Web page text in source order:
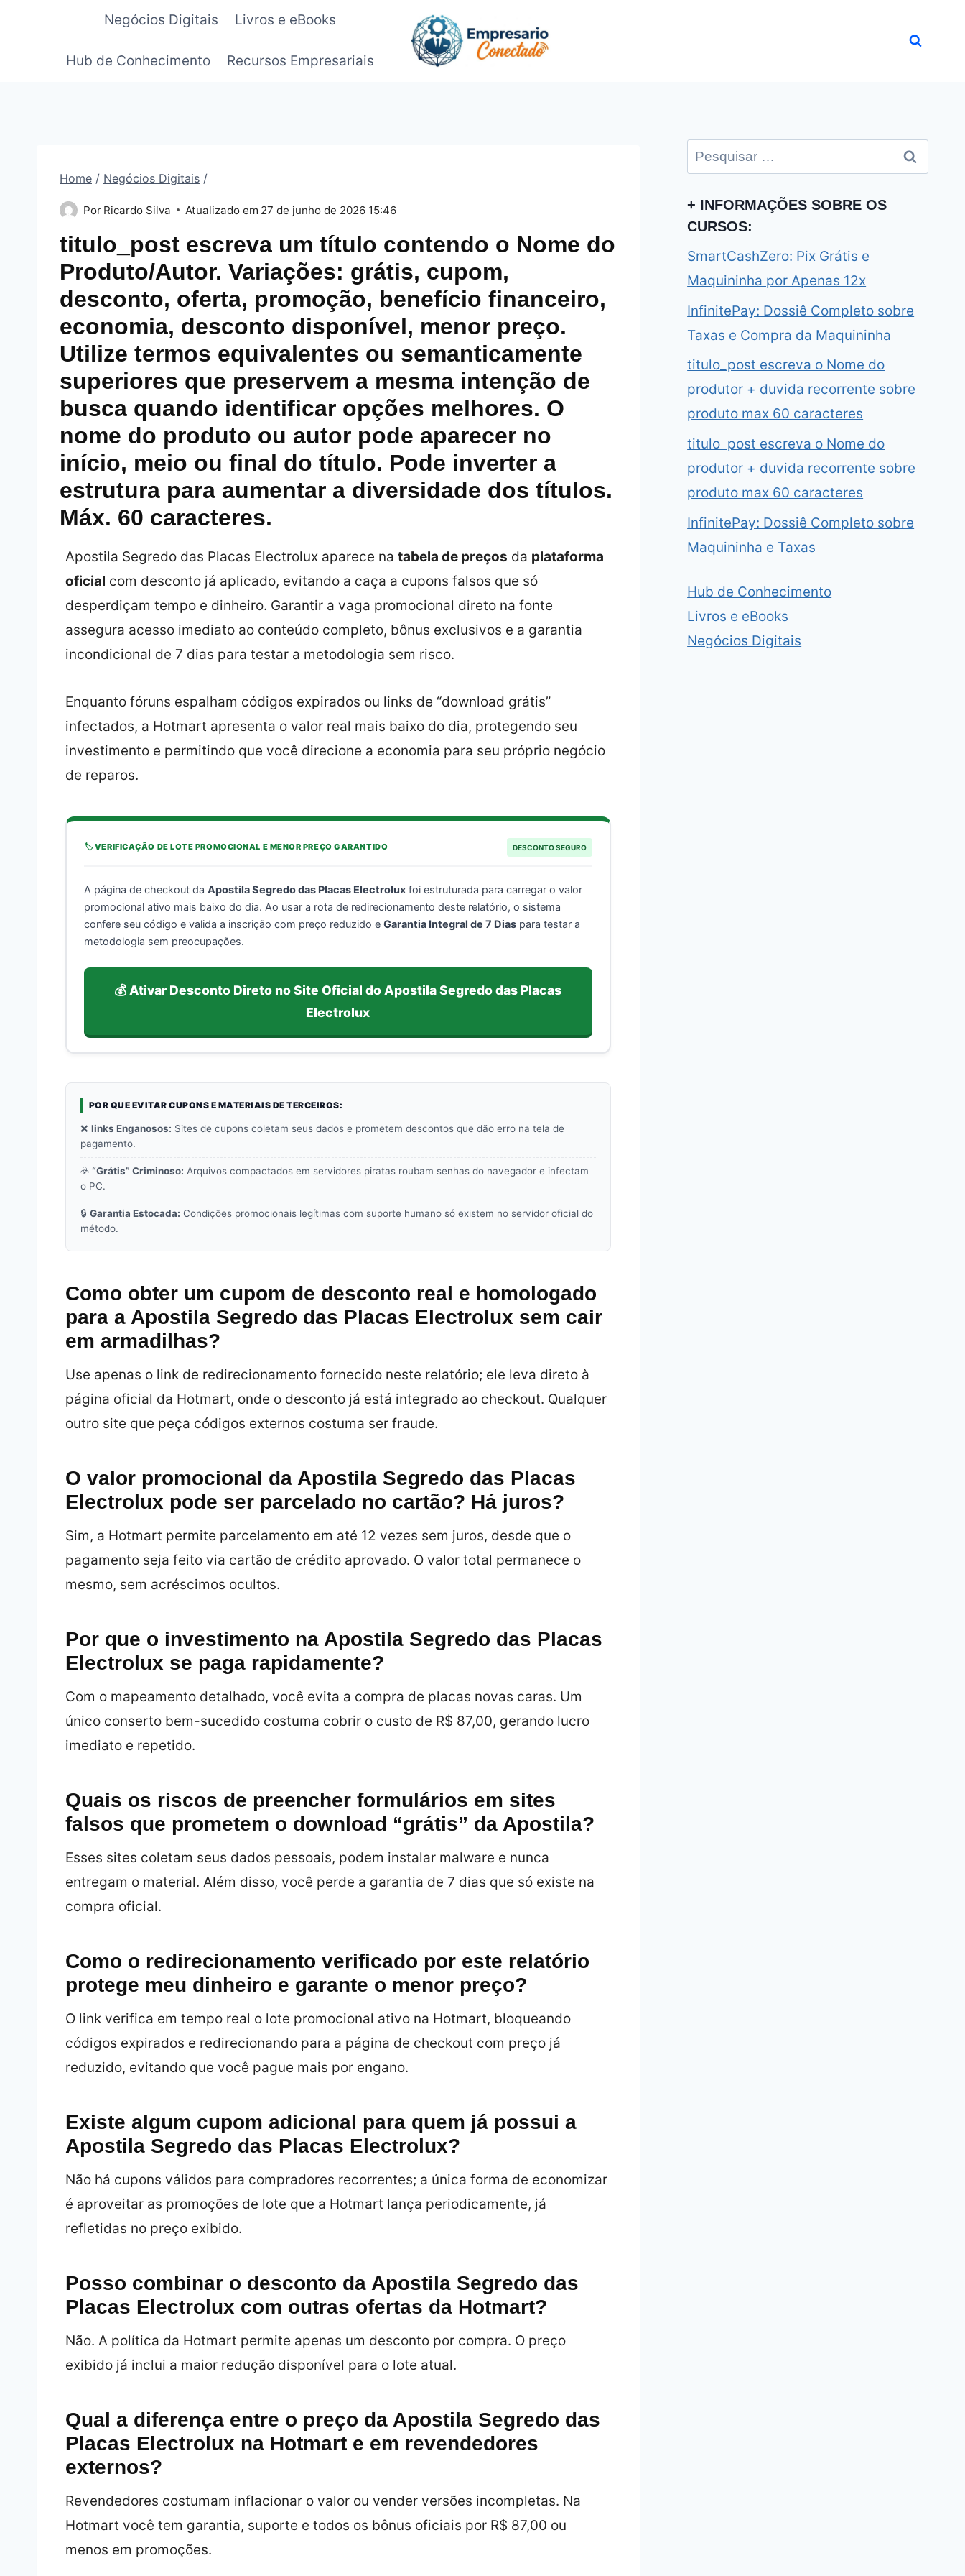
Negócios Digitais Livros e eBooks
Hub de Conhecimento Recursos Empresariais
Home / Negócios Digitais /
Por Ricardo Silva Atualizado em 27 de junho de 2026 15:46
titulo_post escreva um título contendo o Nome do
Produto/Autor. Variações: grátis, cupom,
desconto, oferta, promoção, benefício financeiro,
economia, desconto disponível, menor preço.
Utilize termos equivalentes ou semanticamente
superiores que preservem a mesma intenção de
busca quando identificar opções melhores. O
nome do produto ou autor pode aparecer no
início, meio ou final do título. Pode inverter a
estrutura para aumentar a diversidade dos títulos.
Máx. 60 caracteres.
Apostila Segredo das Placas Electrolux aparece na tabela de preços da plataforma
oficial com desconto já aplicado, evitando a caça a cupons falsos que só
desperdiçam tempo e dinheiro. Garantir a vaga promocional direto na fonte
assegura acesso imediato ao conteúdo completo, bônus exclusivos e a garantia
incondicional de 7 dias para testar a metodologia sem risco.
Enquanto fóruns espalham códigos expirados ou links de “download grátis”
infectados, a Hotmart apresenta o valor real mais baixo do dia, protegendo seu
investimento e permitindo que você direcione a economia para seu próprio negócio
de reparos.
🏷️ VERIFICAÇÃO DE LOTE PROMOCIONAL E MENOR PREÇO GARANTIDO DESCONTO SEGURO
A página de checkout da Apostila Segredo das Placas Electroluxfoi estruturada para carregar o valor
promocional ativo mais baixo do dia. Ao usar a rota de redirecionamento deste relatório, o sistema
confere seu código e valida a inscrição com preço reduzido e Garantia Integral de 7 Diaspara testar a
metodologia sem preocupações.
💰 Ativar Desconto Direto no Site Oficial do Apostila Segredo das Placas
Electrolux
POR QUE EVITAR CUPONS E MATERIAIS DE TERCEIROS:
❌ links Enganosos: Sites de cupons coletam seus dados e prometem descontos que dão erro na tela de
pagamento.
☣️ “Grátis” Criminoso: Arquivos compactados em servidores piratas roubam senhas do navegador e infectam
o PC.
🔒 Garantia Estocada: Condições promocionais legítimas com suporte humano só existem no servidor oficial do
método.
Como obter um cupom de desconto real e homologado
para a Apostila Segredo das Placas Electrolux sem cair
em armadilhas?
Use apenas o link de redirecionamento fornecido neste relatório; ele leva direto à
página oficial da Hotmart, onde o desconto já está integrado ao checkout. Qualquer
outro site que peça códigos externos costuma ser fraude.
O valor promocional da Apostila Segredo das Placas
Electrolux pode ser parcelado no cartão? Há juros?
Sim, a Hotmart permite parcelamento em até 12 vezes sem juros, desde que o
pagamento seja feito via cartão de crédito aprovado. O valor total permanece o
mesmo, sem acréscimos ocultos.
Por que o investimento na Apostila Segredo das Placas
Electrolux se paga rapidamente?
Com o mapeamento detalhado, você evita a compra de placas novas caras. Um
único conserto bem-sucedido costuma cobrir o custo de R$ 87,00, gerando lucro
imediato e repetido.
Quais os riscos de preencher formulários em sites
falsos que prometem o download “grátis” da Apostila?
Esses sites coletam seus dados pessoais, podem instalar malware e nunca
entregam o material. Além disso, você perde a garantia de 7 dias que só existe na
compra oficial.
Como o redirecionamento verificado por este relatório
protege meu dinheiro e garante o menor preço?
O link verifica em tempo real o lote promocional ativo na Hotmart, bloqueando
códigos expirados e redirecionando para a página de checkout com preço já
reduzido, evitando que você pague mais por engano.
Existe algum cupom adicional para quem já possui a
Apostila Segredo das Placas Electrolux?
Não há cupons válidos para compradores recorrentes; a única forma de economizar
é aproveitar as promoções de lote que a Hotmart lança periodicamente, já
refletidas no preço exibido.
Posso combinar o desconto da Apostila Segredo das
Placas Electrolux com outras ofertas da Hotmart?
Não. A política da Hotmart permite apenas um desconto por compra. O preço
exibido já inclui a maior redução disponível para o lote atual.
Qual a diferença entre o preço da Apostila Segredo das
Placas Electrolux na Hotmart e em revendedores
externos?
Revendedores costumam inflacionar o valor ou vender versões incompletas. Na
Hotmart você tem garantia, suporte e todos os bônus oficiais por R$ 87,00 ou
menos em promoções.
Pesquisar
por:
+ INFORMAÇÕES SOBRE OS
CURSOS:
SmartCashZero: Pix Grátis e
Maquininha por Apenas 12x
InfinitePay: Dossiê Completo sobre
Taxas e Compra da Maquininha
titulo_post escreva o Nome do
produtor + duvida recorrente sobre
produto max 60 caracteres
titulo_post escreva o Nome do
produtor + duvida recorrente sobre
produto max 60 caracteres
InfinitePay: Dossiê Completo sobre
Maquininha e Taxas
Hub de Conhecimento
Livros e eBooks
Negócios Digitais